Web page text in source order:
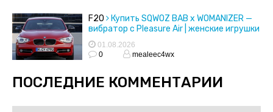
F20
Купить SQWOZ BAB x WOMANIZER —
вибратор с Pleasure Air | женские игрушки
01.08.2026
0
mealeec4wx
ПОСЛЕДНИЕ КОММЕНТАРИИ